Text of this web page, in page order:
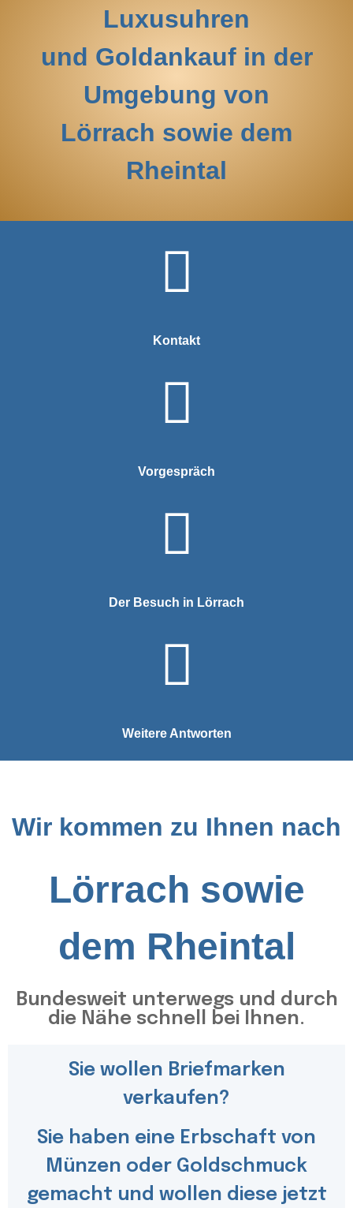
Luxusuhren
und Goldankauf in der
Umgebung von
Lörrach sowie dem
Rheintal
Kontakt
Vorgespräch
Der Besuch in Lörrach
Weitere Antworten
Wir kommen zu Ihnen nach
Lörrach sowie
dem Rheintal
Bundesweit unterwegs und durch
die Nähe schnell bei Ihnen.
Sie wollen Briefmarken
verkaufen?
Sie haben eine Erbschaft von
Münzen oder Goldschmuck
gemacht und wollen diese jetzt